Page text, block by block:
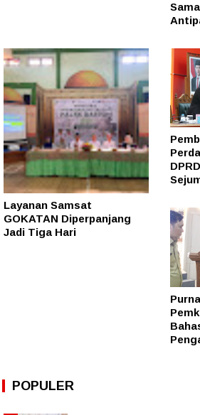
Layanan Samsat
GOKATAN Diperpanjang
Jadi Tiga Hari
POPULER